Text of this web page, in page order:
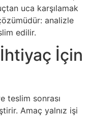
uca karşılamak
analizle
edilir.
İçin
teslim sonrası
Amaç yalnız işi